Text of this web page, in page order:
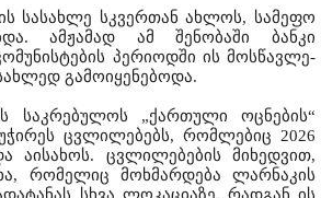
სასახლე სკვერთან ახლოს, სამეფო
ამჟამად ამ შენობაში ბანკი
პერიოდში ის მოსწავლე-
გამოიყენებოდა.
საკრებულოს „ქართული ოცნების“
ცვლილებებს, რომლებიც 2026
აისახოს. ცვლილებების მიხედვით,
რომელიც მოხმარდება ლარნაკის
სხვა ლოკაციაზე, რადგან ის